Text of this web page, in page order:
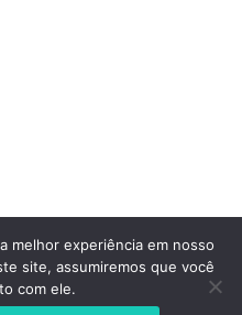
melhor experiência em nosso
site, assumiremos que você
com ele.